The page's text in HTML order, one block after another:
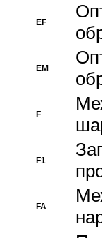
EF
EM
F
F1
FA